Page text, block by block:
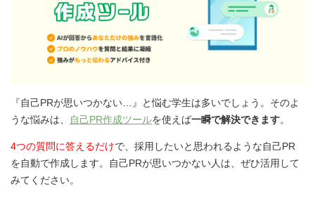
『自己PRが思いつかない…』と悩む学生は多いでしょう。そのよ
うな悩みは、
自己PR作成ツールを使えば一瞬で解決できます。
4つの質問に答えるだけで、採用したいと思われるような自己PR
を自動で作成します。自己PRが思いつかない人は、ぜひ活用して
みてください。